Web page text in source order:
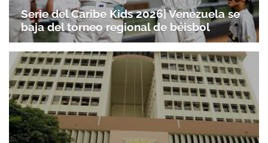
Serie del Caribe Kids 2026| Venezuela se
baja del torneo regional de béisbol